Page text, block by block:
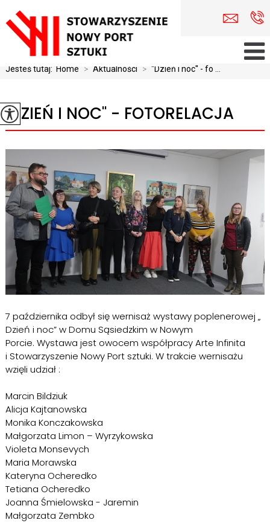
Jesteś tutaj: Home > Aktualności > ''Dzień i noc'' - fo ...
''DZIEŃ I NOC'' - FOTORELACJA
7 października odbył się wernisaż wystawy poplenerowej „
Dzień i noc” w Domu Sąsiedzkim w Nowym
Porcie. Wystawa jest owocem współpracy Arte Infinita
i Stowarzyszenie Nowy Port sztuki. W trakcie wernisażu
wzięli udział :
Marcin Bildziuk
Alicja Kajtanowska
Monika Konczakowska
Małgorzata Limon – Wyrzykowska
Violeta Monsevych
Maria Morawska
Kateryna Ocheredko
Tetiana Ocheredko
Joanna Śmielowska - Jaremin
Małgorzata Zembko